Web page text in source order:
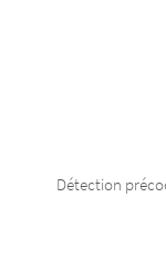
Détection